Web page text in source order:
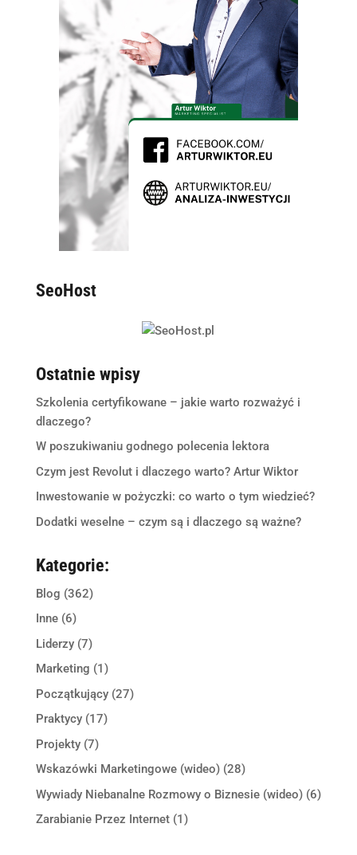
SeoHost
Ostatnie wpisy
Szkolenia certyfikowane – jakie warto rozważyć i
dlaczego?
W poszukiwaniu godnego polecenia lektora
Czym jest Revolut i dlaczego warto? Artur Wiktor
Inwestowanie w pożyczki: co warto o tym wiedzieć?
Dodatki weselne – czym są i dlaczego są ważne?
Kategorie:
Blog (362)
Inne(6)
Liderzy(7)
Marketing (1)
Początkujący(27)
Praktycy(17)
Projekty(7)
Wskazówki Marketingowe (wideo)(28)
Wywiady Niebanalne Rozmowy o Biznesie (wideo)(6)
Zarabianie Przez Internet(1)